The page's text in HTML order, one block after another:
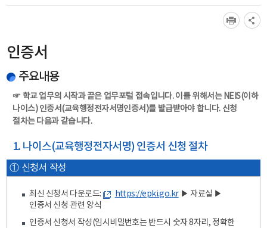
인증서
주요내용
☞ 학교 업무의 시작과 끝은 업무포털 접속입니다. 이를 위해서는 NEIS(이하
나이스) 인증서(교육행정전자서명인증서)를 발급받아야 합니다. 신청
절차는 다음과 같습니다.
1. 나이스(교육행정전자서명) 인증서 신청 절차
① 신청서 작성
최신 신청서 다운로드: https://epki.go.kr▶ 자료실 ▶
인증서 신청 관련 양식
인증서 신청서 작성(임시비밀번호는 반드시 숫자 8자리, 정확한